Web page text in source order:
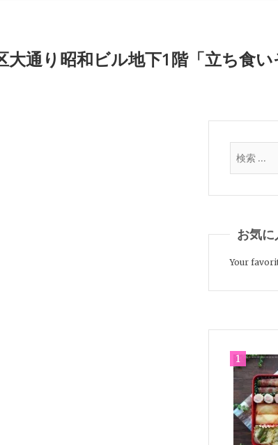
通り昭和ビル地下1階「立ち食
お気に
Your